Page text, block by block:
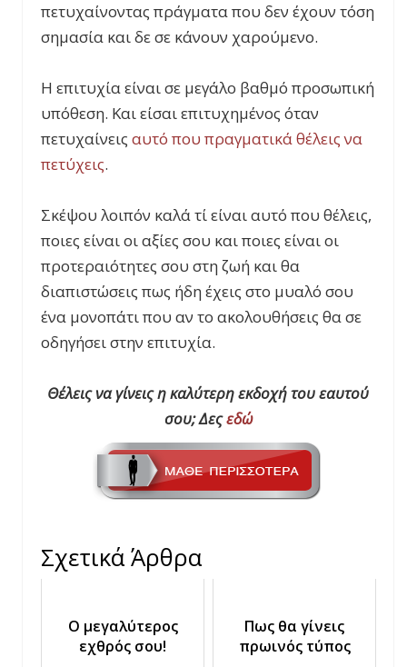
πετυχαίνοντας πράγματα που δεν έχουν τόση
σημασία και δε σε κάνουν χαρούμενο.
Η επιτυχία είναι σε μεγάλο βαθμό προσωπική
υπόθεση. Και είσαι επιτυχημένος όταν
πετυχαίνεις αυτό που πραγματικά θέλεις να
πετύχεις.
Σκέψου λοιπόν καλά τί είναι αυτό που θέλεις,
ποιες είναι οι αξίες σου και ποιες είναι οι
προτεραιότητες σου στη ζωή και θα
διαπιστώσεις πως ήδη έχεις στο μυαλό σου
ένα μονοπάτι που αν το ακολουθήσεις θα σε
οδηγήσει στην επιτυχία.
Θέλεις να γίνεις η καλύτερη εκδοχή του εαυτού
σου; Δεςεδώ
Σχετικά Άρθρα
Ο μεγαλύτερος
εχθρός σου!
Πως θα γίνεις
πρωινός τύπος